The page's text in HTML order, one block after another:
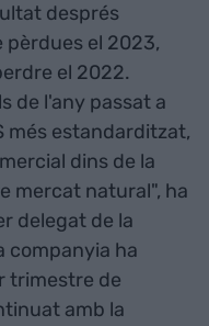
després
pèrdues el 2023,
el 2022.
de l'any passat a
més estandarditzat,
dins de la
mercat natural", ha
delegat de la
companyia ha
trimestre de
amb la